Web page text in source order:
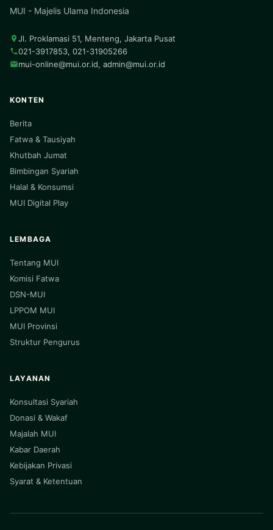
MUI - Majelis Ulama Indonesia
Jl. Proklamasi 51, Menteng, Jakarta Pusat
021-3917853, 021-31905266
mui-online@mui.or.id, admin@mui.or.id
KONTEN
Berita
Fatwa & Tausiyah
Khutbah Jumat
Bimbingan Syariah
Halal & Konsumsi
MUI Digital Play
LEMBAGA
Tentang MUI
Komisi Fatwa
DSN-MUI
LPPOM MUI
MUI Provinsi
Struktur Pengurus
LAYANAN
Konsultasi Syariah
Donasi & Wakaf
Majalah MUI
Kabar Daerah
Kebijakan Privasi
Syarat & Ketentuan